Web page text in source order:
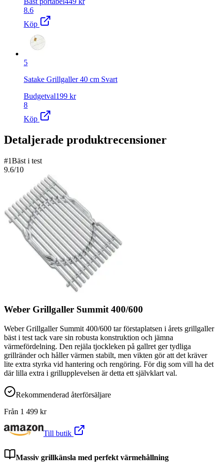
8.6
Köp
5
Satake Grillgaller 40 cm Svart
Budgetval199 kr
8
Köp
Detaljerade produktrecensioner
#1Bäst i test
9.6/10
Weber Grillgaller Summit 400/600
Weber Grillgaller Summit 400/600 tar förstaplatsen i årets grillgaller
bäst i test tack vare sin robusta konstruktion och jämna
värmefördelning. Den rejäla tjockleken på gallret ger tydliga
grillränder och håller värmen stabilt, men vikten gör att det kräver
lite extra styrka vid hantering och rengöring. För dig som vill ha det
där lilla extra i grillupplevelsen är detta ett självklart val.
Rekommenderad återförsäljare
Från 1 499 kr
Till butik
Massiv grillkänsla med perfekt värmehållning